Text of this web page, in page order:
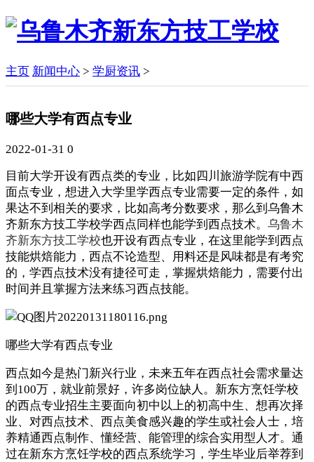
主页 新闻中心 > 学厨资讯 >
哪些大学有西点专业
2022-01-31 0
目前大学开设有西点类的专业，比如四川旅游学院有中西
面点专业，想进入大学里学西点专业需要一定的条件，如
果达不到相关的要求，比如高考分数要求，那么到乌鲁木
齐新东方技工学校学西点同样也能学到西点技术。 乌鲁木
齐新东方技工学校也开设有西点专业，在这里能学到西点
技能烘焙能力，西点不论造型、用料还是风味都是有考究
的，学西点技术没有捷径可走，掌握烘焙能力，需要付出
时间并且掌握方法来练习西点技能。
哪些大学有西点专业
西点如今是热门新兴行业，未来五年在西点社会需求量达
到100万，就业前景好，许多岗位缺人。新东方烹饪学校
的西点专业招生主要面向初中以上的初高中生、想再次择
业、对西点技术、西点美食感兴趣的学生或社会人士，培
养精通西点制作、懂经营、能管理的综合实用型人才。通
过在新东方烹饪学校的西点系统学习，学生毕业后举荐到